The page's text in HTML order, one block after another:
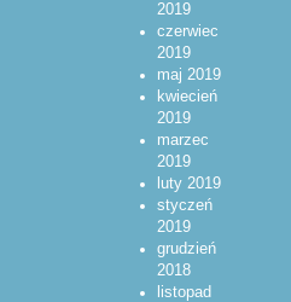
2019
czerwiec
2019
maj 2019
kwiecień
2019
marzec
2019
luty 2019
styczeń
2019
grudzień
2018
listopad